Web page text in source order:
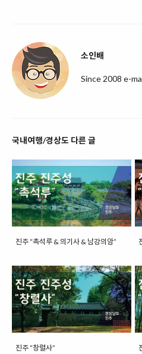
소인배
Since 2008 e-
국내여행/경상도 다른 글
진주 “촉석루 & 의기사 & 남강의암”
진주 “창렬사”